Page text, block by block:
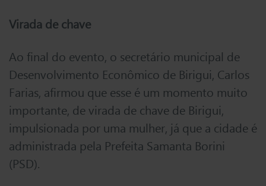
Virada de chave
Ao final do evento, o secretário municipal de
Desenvolvimento Econômico de Birigui, Carlos
Farias, afirmou que esse é um momento muito
importante, de virada de chave de Birigui,
impulsionada por uma mulher, já que a cidade é
administrada pela Prefeita Samanta Borini
(PSD).